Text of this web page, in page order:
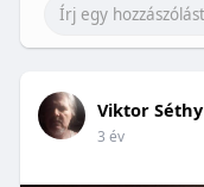
Viktor Séthy
3 év